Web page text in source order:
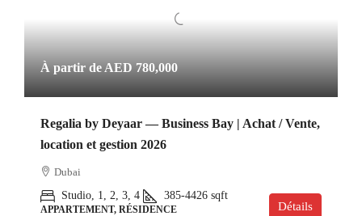
À partir de AED 780,000
Regalia by Deyaar — Business Bay | Achat / Vente,
location et gestion 2026
Dubai
Studio, 1, 2, 3, 4
385-4426 sqft
APPARTEMENT, RÉSIDENCE Détails